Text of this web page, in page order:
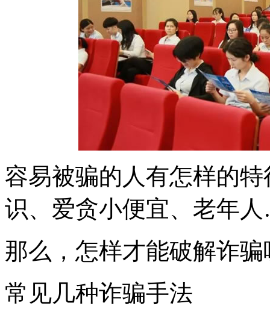
容易被骗的人有怎样的
识、爱贪小便宜、老年
那么，怎样才能破解诈骗
常见几种诈骗手法